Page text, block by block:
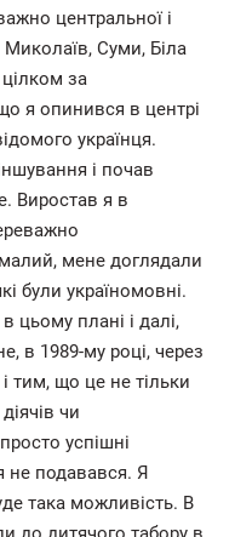
центральної і
Миколаїв, Суми, Біла
за
я опинився в центрі
українця.
і почав
Виростав я в
мене доглядали
були україномовні.
цьому плані і далі,
в 1989-му році, через
тим, що це не тільки
чи
успішні
не подавався. Я
така можливість. В